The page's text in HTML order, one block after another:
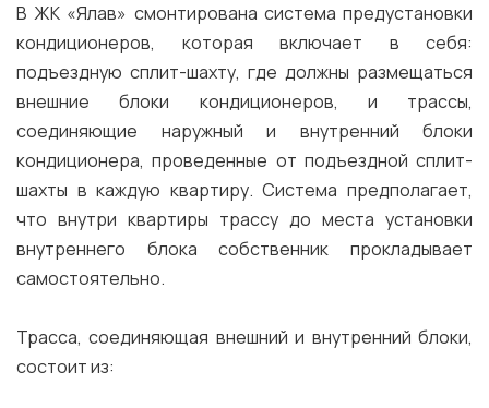
В ЖК «Ялав» смонтирована система предустановки
кондиционеров, которая включает в себя:
подъездную сплит-шахту, где должны размещаться
внешние блоки кондиционеров, и трассы,
соединяющие наружный и внутренний блоки
кондиционера, проведенные от подъездной сплит-
шахты в каждую квартиру. Система предполагает,
что внутри квартиры трассу до места установки
внутреннего блока собственник прокладывает
самостоятельно.
Трасса, соединяющая внешний и внутренний блоки,
состоит из: